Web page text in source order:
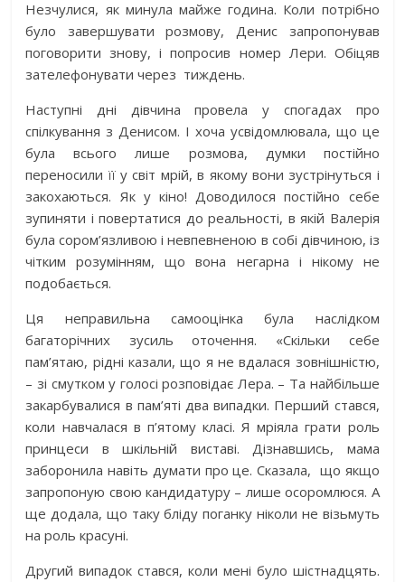
Незчулися, як минула майже година. Коли потрібно
було завершувати розмову, Денис запропонував
поговорити знову, і попросив номер Лери. Обіцяв
зателефонувати через тиждень.
Наступні дні дівчина провела у спогадах про
спілкування з Денисом. І хоча усвідомлювала, що це
була всього лише розмова, думки постійно
переносили її у світ мрій, в якому вони зустрінуться і
закохаються. Як у кіно! Доводилося постійно себе
зупиняти і повертатися до реальності, в якій Валерія
була сором’язливою і невпевненою в собі дівчиною, із
чітким розумінням, що вона негарна і нікому не
подобається.
Ця неправильна самооцінка була наслідком
багаторічних зусиль оточення. «Скільки себе
пам’ятаю, рідні казали, що я не вдалася зовнішністю,
– зі смутком у голосі розповідає Лера. – Та найбільше
закарбувалися в пам’яті два випадки. Перший стався,
коли навчалася в п’ятому класі. Я мріяла грати роль
принцеси в шкільній виставі. Дізнавшись, мама
заборонила навіть думати про це. Сказала, що якщо
запропоную свою кандидатуру – лише осоромлюся. А
ще додала, що таку бліду поганку ніколи не візьмуть
на роль красуні.
Другий випадок стався, коли мені було шістнадцять.